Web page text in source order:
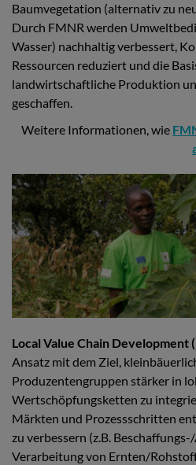
Baumvegetation (alternativ zu
Durch FMNR werden
Wasser) nachhaltig verbessert,
Ressourcen reduziert und die
landwirtschaftliche Produktion
geschaffen.
Weitere Informationen, wie
Local Value Chain Development
Ansatz mit dem Ziel,
Produzentengruppen stärker in
Wertschöpfungsketten zu
Märkten und Prozessschritten
zu verbessern (z.B.
Verarbeitung von Ernten/